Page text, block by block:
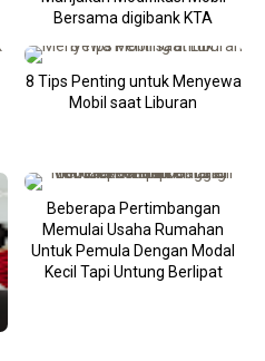
Bersama digibank KTA
8 Tips Penting untuk Menyewa
Mobil saat Liburan
Beberapa Pertimbangan
Memulai Usaha Rumahan
Untuk Pemula Dengan Modal
Kecil Tapi Untung Berlipat